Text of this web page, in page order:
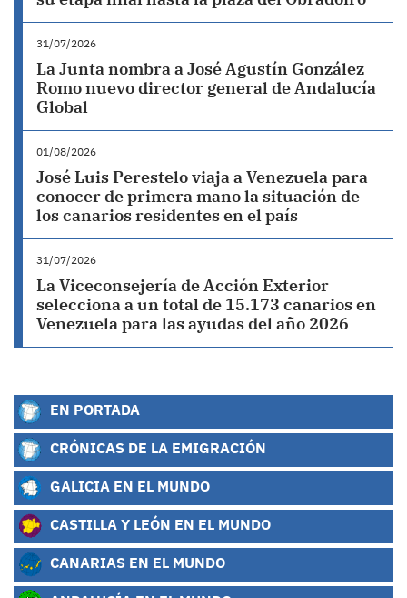
31/07/2026
La Junta nombra a José Agustín González
Romo nuevo director general de Andalucía
Global
01/08/2026
José Luis Perestelo viaja a Venezuela para
conocer de primera mano la situación de
los canarios residentes en el país
31/07/2026
La Viceconsejería de Acción Exterior
selecciona a un total de 15.173 canarios en
Venezuela para las ayudas del año 2026
EN PORTADA
CRÓNICAS DE LA EMIGRACIÓN
GALICIA EN EL MUNDO
CASTILLA Y LEÓN EN EL MUNDO
CANARIAS EN EL MUNDO